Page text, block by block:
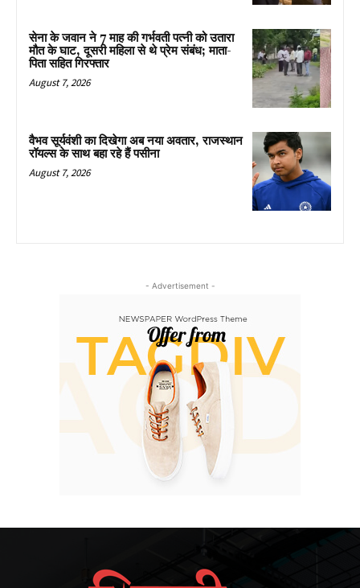
सेना के जवान ने 7 माह की गर्भवती पत्नी को उतारा
मौत के घाट, दूसरी महिला से थे प्रेम संबंध; माता-
पिता सहित गिरफ्तार
August 7, 2026
वैभव सूर्यवंशी का दिखेगा अब नया अवतार, राजस्थान
रॉयल्स के साथ बहा रहे हैं पसीना
August 7, 2026
- Advertisement -